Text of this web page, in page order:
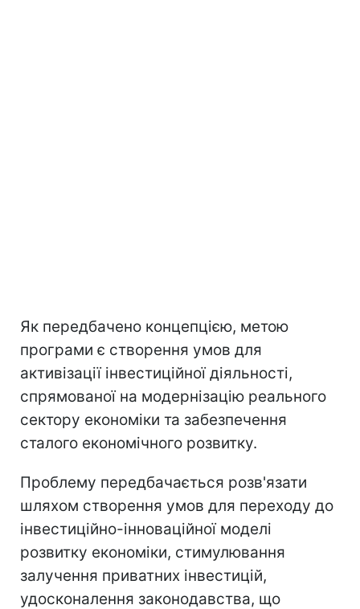
Як передбачено концепцією, метою
програми є створення умов для
активізації інвестиційної діяльності,
спрямованої на модернізацію реального
сектору економіки та забезпечення
сталого економічного розвитку.
Проблему передбачається розв'язати
шляхом створення умов для переходу до
інвестиційно-інноваційної моделі
розвитку економіки, стимулювання
залучення приватних інвестицій,
удосконалення законодавства, що